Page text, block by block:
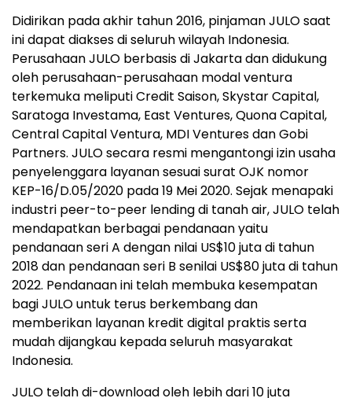
Didirikan pada akhir tahun 2016, pinjaman JULO saat
ini dapat diakses di seluruh wilayah Indonesia.
Perusahaan JULO berbasis diJakartadan didukung
oleh perusahaan-perusahaan modal ventura
terkemuka meliputi Credit Saison, Skystar Capital,
Saratoga Investama, East Ventures, Quona Capital,
Central Capital Ventura, MDI Ventures dan Gobi
Partners. JULO secara resmi mengantongi izin usaha
penyelenggara layanan sesuai surat OJK nomor
KEP-16/D.05/2020 pada 19 Mei 2020. Sejak menapaki
industri peer-to-peer lending di tanah air, JULO telah
mendapatkan berbagai pendanaan yaitu
pendanaan seri A dengan nilai US$10juta di tahun
2018 dan pendanaan seri B senilai US$80juta di tahun
2022. Pendanaan ini telah membuka kesempatan
bagi JULO untuk terus berkembang dan
memberikan layanan kredit digital praktis serta
mudah dijangkau kepada seluruh masyarakat
Indonesia.
JULO telah di-download oleh lebih dari 10 juta